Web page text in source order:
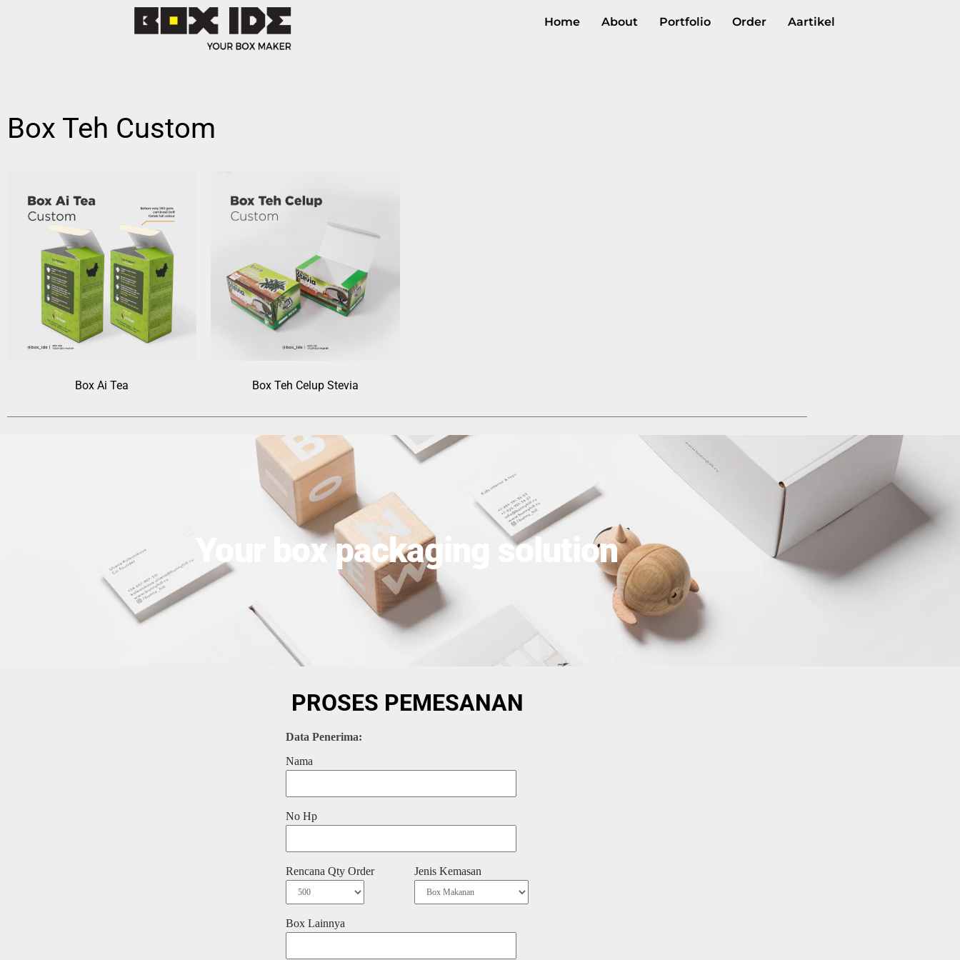
Home About Portfolio Order Aartikel
Box Teh Custom
Box Ai Tea Box Teh Celup Stevia
Your box packaging solution
PROSES PEMESANAN
Data Penerima:
Nama
No Hp
Rencana Qty Order Jenis Kemasan
Box Lainnya